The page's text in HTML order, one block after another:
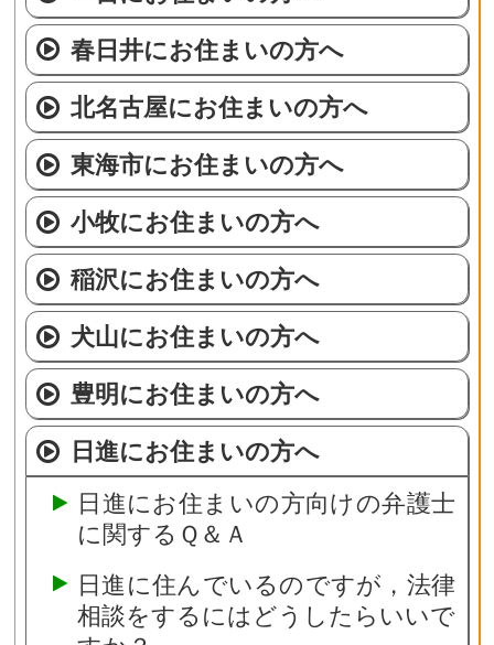
春日井にお住まいの方へ
北名古屋にお住まいの方へ
東海市にお住まいの方へ
小牧にお住まいの方へ
稲沢にお住まいの方へ
犬山にお住まいの方へ
豊明にお住まいの方へ
日進にお住まいの方へ
日進にお住まいの方向けの弁護士
に関するＱ＆Ａ
日進に住んでいるのですが，法律
相談をするにはどうしたらいいで